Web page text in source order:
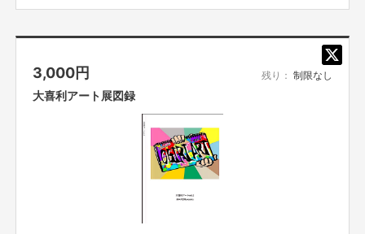
【ご支援に関する注意事項】
■緊急事態宣言を含めた状況を鑑みて、ご支援いただいた皆様にリターンさ
お届け予定日はあくまで暫定のものになります。
■応募者は、自ら及び自らが代表となって応募した参加者全てが、反社会的
勢力（暴力団、暴力団員、暴力団準構成員、 暴力団関係企業、総会屋等、社
会運動等標ぼうゴロ、特殊知能暴力集団及びこれらに準ずる団体、
れらの構成員等を指します。以下、同様とします。）
プロジェクト実施前及び実施中に上記に反する事態が発生した場合
でもプロジェクトの実行を中止することができ、
■参加するリターンの転売や譲渡は禁止とさせていただきます。
ぼん、吉田たち、らむね岡、ザ・プラン9 爆ノ介、kento
※描き直しは無しになります。ご了承ください。
3,000円 残り： 制限なし
大喜利アート展図録